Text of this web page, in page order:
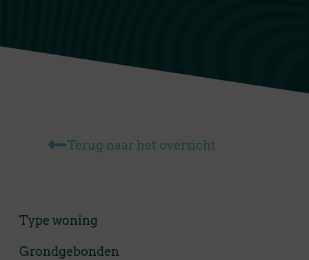
Terug naar het overzicht
Type woning
Grondgebonden